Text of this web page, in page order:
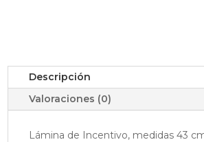
Descripción
Valoraciones (0)
Lámina de Incentivo, medidas 43